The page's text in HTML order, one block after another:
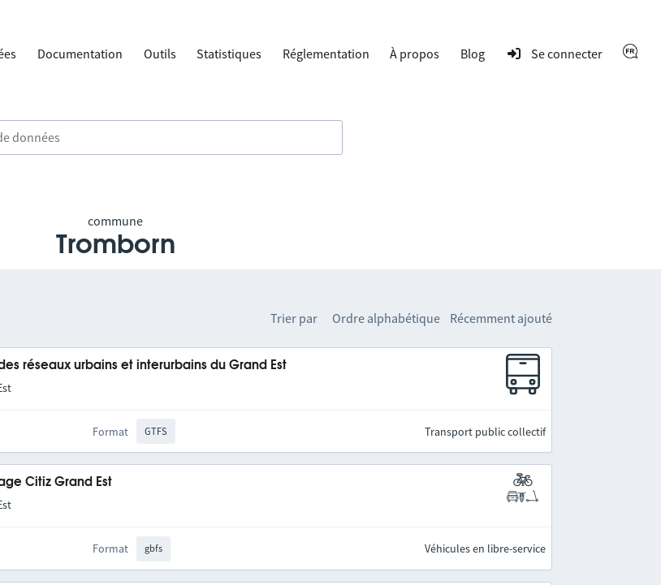
Documentation Outils Statistiques Réglementation À propos Blog Se connecter
commune
Tromborn
Trier par Ordre alphabétique Récemment ajouté
réseaux urbains et interurbains du Grand Est
Format GTFS Transport public collectif
Citiz Grand Est
Format gbfs Véhicules en libre-service